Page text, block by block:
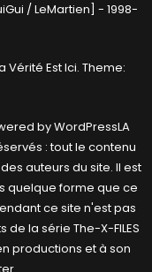
/ LeMartien] - 1998-
Vérité Est Ici. Theme:
byWordPressLA
: tout le contenu
auteurs du site. Il est
quelque forme que ce
ce site n'est pas
la série The-X-FILES
productions et à son